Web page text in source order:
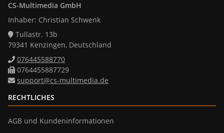
CS-Multimedia GmbH
Inhaber: Christian Schwenk
Tullastr. 13b
79341 Kenzingen, Deutschland
076445588770
0764455887729
support@cs-multimedia.de
RECHTLICHES
AGB und Kundeninformationen